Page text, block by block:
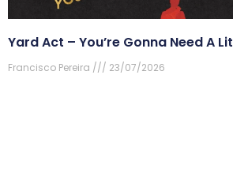
Yard Act – You’re Gonna Need A
Francisco Pereira 23/07/2026